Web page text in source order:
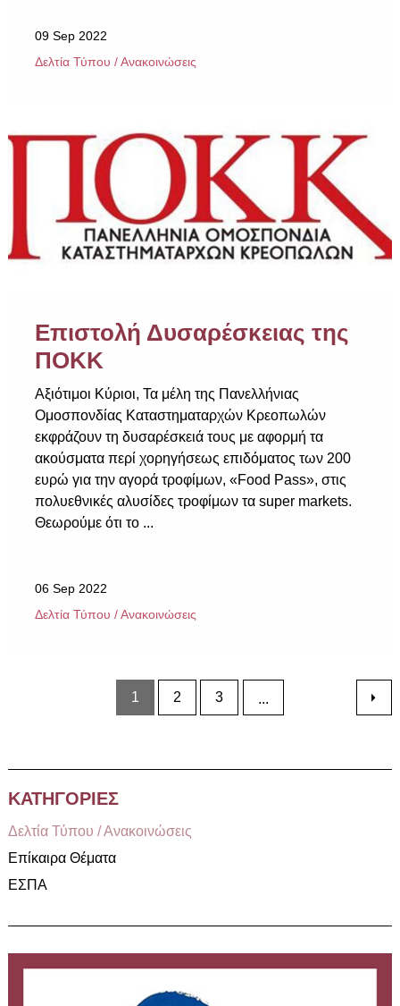
09 Sep 2022
Δελτία Τύπου / Ανακοινώσεις
Επιστολή Δυσαρέσκειας της
ΠΟΚΚ
Αξιότιμοι Κύριοι, Τα μέλη της Πανελλήνιας
Ομοσπονδίας Καταστηματαρχών Κρεοπωλών
εκφράζουν τη δυσαρέσκειά τους με αφορμή τα
ακούσματα περί χορηγήσεως επιδόματος των 200
ευρώ για την αγορά τροφίμων, «Food Pass», στις
πολυεθνικές αλυσίδες τροφίμων τα super markets.
Θεωρούμε ότι το ...
06 Sep 2022
Δελτία Τύπου / Ανακοινώσεις
1 2 3 ...
ΚΑΤΗΓΟΡΙΕΣ
Δελτία Τύπου / Ανακοινώσεις
Επίκαιρα Θέματα
ΕΣΠΑ